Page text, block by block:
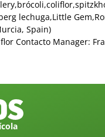
lechuga,Little
Spain)
Contacto Manager: